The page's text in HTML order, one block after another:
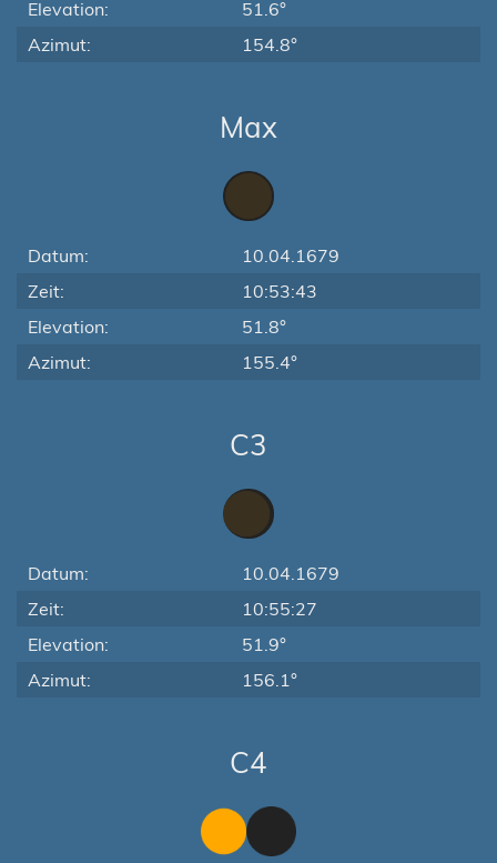
Elevation:
51.6°
Azimut:
154.8°
Max
Datum:
10.04.1679
Zeit:
10:53:43
Elevation:
51.8°
Azimut:
155.4°
C3
Datum:
10.04.1679
Zeit:
10:55:27
Elevation:
51.9°
Azimut:
156.1°
C4